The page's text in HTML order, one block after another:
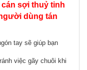
sợi thuỷ tinh
dùng tán
tay sẽ giúp bạn
việc gãy chuôi khi